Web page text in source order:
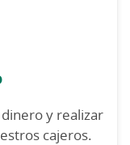
y realizar
cajeros.